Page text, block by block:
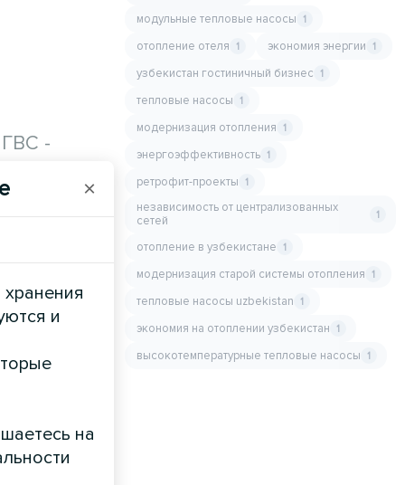
-
модульные тепловые насосы 1
отопление отеля 1 экономия энергии 1
узбекистан гостиничный бизнес 1
тепловые насосы 1
модернизация отопления 1
энергоэффективность 1
ретрофит-проекты 1
независимость от централизованных
сетей
1
отопление в узбекистане 1
модернизация старой системы отопления 1
тепловые насосы uzbekistan 1
экономия на отоплении узбекистан 1
высокотемпературные тепловые насосы 1
×
и
на